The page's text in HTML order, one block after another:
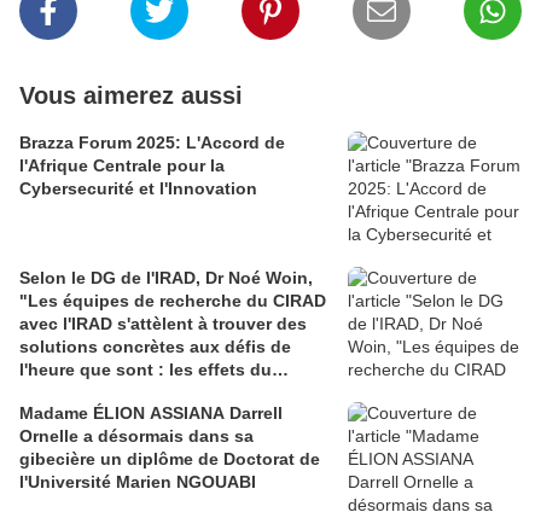
Vous aimerez aussi
Brazza Forum 2025: L'Accord de
l'Afrique Centrale pour la
Cybersecurité et l'Innovation
Selon le DG de l'IRAD, Dr Noé Woin,
"Les équipes de recherche du CIRAD
avec l'IRAD s'attèlent à trouver des
solutions concrètes aux défis de
l'heure que sont : les effets du
Madame ÉLION ASSIANA Darrell
Ornelle a désormais dans sa
gibecière un diplôme de Doctorat de
l'Université Marien NGOUABI